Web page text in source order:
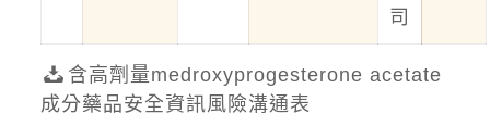
司
含高劑量medroxyprogesterone acetate
成分藥品安全資訊風險溝通表